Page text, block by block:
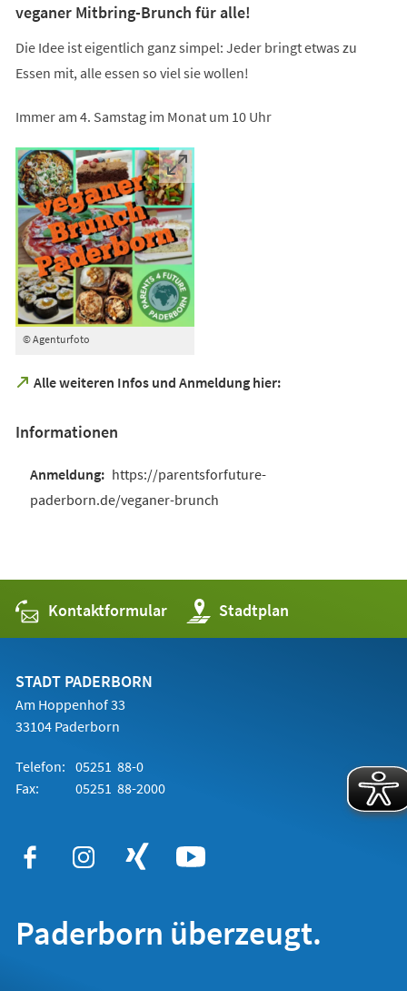
veganer Mitbring-Brunch für alle!
Die Idee ist eigentlich ganz simpel: Jeder bringt etwas zu
Essen mit, alle essen so viel sie wollen!
Immer am 4. Samstag im Monat um 10 Uhr
© Agenturfoto
Alle weiteren Infos und Anmeldung hier:
(Öffnet
neuen
Informationen
https://parentsforfuture-
paderborn.de/veganer-brunch
Kontaktformular Stadtplan
(Öffnet
in
einem
STADT PADERBORN
Am Hoppenhof 33
33104 Paderborn
Telefon: 05251 88-0
Fax:
05251 88-2000
Paderborn überzeugt.